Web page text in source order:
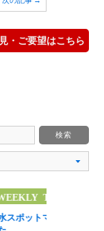
・ご要望はこちら
開しま